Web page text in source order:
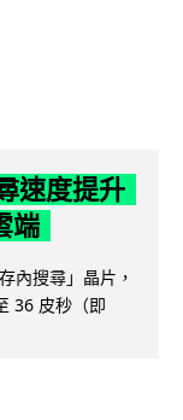
速度提升
端
內搜尋」晶片，
36 皮秒（即